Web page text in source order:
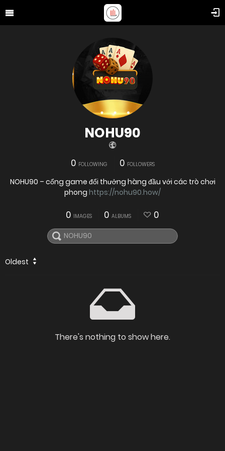
NOHU90
0 FOLLOWING 0 FOLLOWERS
NOHU90 – cổng game đổi thưởng hàng đầu với các trò chơi
phong https://nohu90.how/
0 IMAGES 0 ALBUMS 0
Oldest
There's nothing to show here.